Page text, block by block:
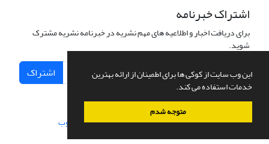
این وب سایت از کوکی ها برای اطمینان از ارائه بهترین
خدمات استفاده می کند.
متوجه شدم
اشتراک خبرنامه
برای دریافت اخبار و اطلاعیه های مهم نشریه در خبرنامه نشریه مشترک
شوید.
اشتراک
سامانه مدیریت نشریات علمی.طراحی و پیاده سازی از سیناوب